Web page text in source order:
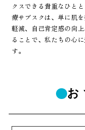
クスできる貴重なひと
療サブスクは、単に肌
軽減、自己肯定感の向
ることで、私たちの心
す。